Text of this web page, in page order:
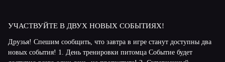
УЧАСТВУЙТЕ В ДВУХ НОВЫХ СОБЫТИЯХ!
Друзья! Спешим сообщить, что завтра в игре станут доступны два
новых события! 1. День тренировки питомца Событие будет